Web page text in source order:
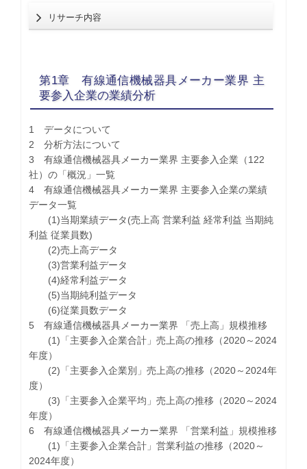
リサーチ内容
第1章 有線通信機械器具メーカー業界 主
要参入企業の業績分析
1 データについて
2 分析方法について
3 有線通信機械器具メーカー業界 主要参入企業（122
社）の「概況」一覧
4 有線通信機械器具メーカー業界 主要参入企業の業績
データ一覧
(1)当期業績データ(売上高 営業利益 経常利益 当期純
利益 従業員数)
(2)売上高データ
(3)営業利益データ
(4)経常利益データ
(5)当期純利益データ
(6)従業員数データ
5 有線通信機械器具メーカー業界 「売上高」規模推移
(1)「主要参入企業合計」売上高の推移（2020～2024
年度）
(2)「主要参入企業別」売上高の推移（2020～2024年
度）
(3)「主要参入企業平均」売上高の推移（2020～2024
年度）
6 有線通信機械器具メーカー業界 「営業利益」規模推移
(1)「主要参入企業合計」営業利益の推移（2020～
2024年度）